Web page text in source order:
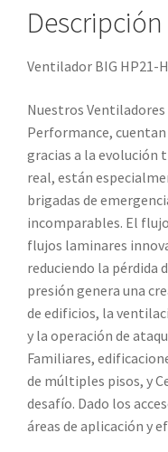
Descripción
Ventilador BIG HP21-
Nuestros
Performance,
gracias a la evolución
real, están
brigadas de
incomparables. El
flujos laminares
reduciendo la pérdida
presión genera una
de edificios, la
y la operación de
Familiares,
de múltiples pisos, y
desafío. Dado los
áreas de aplicación y